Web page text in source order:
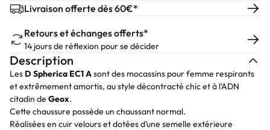
Livraison offerte dès 60€*
Retours et échanges offerts*
14 jours de réflexion pour se décider
Description
Les D Spherica EC1 Asont des mocassins pour femme respirants
et extrêmement amortis, au style décontracté chic et à l’ADN
citadin de Geox.
Cette chaussure possède un chaussant normal.
Réalisées en cuir velours et dotées d’une semelle extérieure